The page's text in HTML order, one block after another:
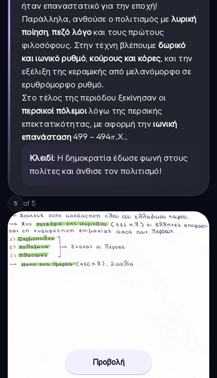
ήταν επαναστατικό για την εποχή!
Παράλληλα, ανθούσε ο πολιτισμός με λυρική
ποίηση,πεζό λόγο και τους πρώτους
φιλοσόφους. Στην τέχνη βλέπουμε δωρικό
και ιωνικό ρυθμό,κούρους και κόρες, και την
εξέλιξη της κεραμικής από μελανόμορφο σε
ερυθρόμορφο ρυθμό.
Στο τέλος της περιόδου ξεκίνησαν οι
περσικοί πόλεμοιλόγω της περσικής
επεκτατικότητας, με αφορμή τηνιωνική
επανάσταση 499-
π.Χ.
499 − 494π.X..
Κλειδί: Η δημοκρατία έδωσε φωνή στους
πολίτες και άνθισε τον πολιτισμό!
5 of 5
Προβολή